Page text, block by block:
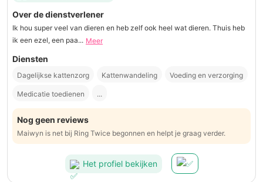
Over de dienstverlener
Ik hou super veel van dieren en heb zelf ook heel wat dieren. Thuis heb
ik een ezel, een paa... Meer
Diensten
Dagelijkse kattenzorg Kattenwandeling Voeding en verzorging
Medicatie toedienen ...
Nog geen reviews
Maiwyn is net bij Ring Twice begonnen en helpt je graag verder.
Het profiel bekijken